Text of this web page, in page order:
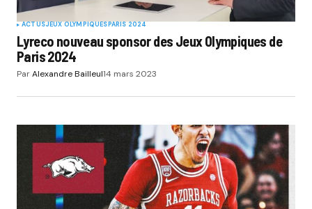
ACTUSJEUX OLYMPIQUESPARIS 2024
Lyreco nouveau sponsor des Jeux Olympiques de
Paris 2024
ParAlexandre Bailleul14 mars 2023